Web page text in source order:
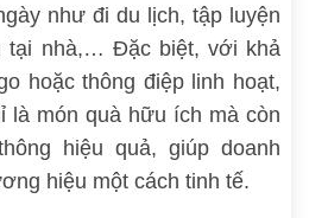
như đi du lịch, tập luyện
tại nhà,… Đặc biệt, với khả
hoặc thông điệp linh hoạt,
là món quà hữu ích mà còn
hiệu quả, giúp doanh
hiệu một cách tinh tế.